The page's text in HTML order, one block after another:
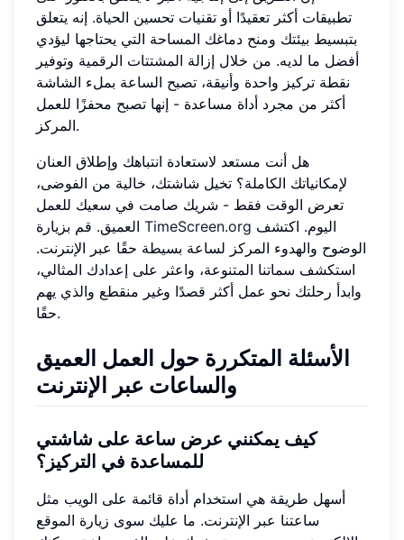
تطبيقات أكثر تعقيدًا أو تقنيات تحسين الحياة. إنه يتعلق
بتبسيط بيئتك ومنح دماغك المساحة التي يحتاجها ليؤدي
أفضل ما لديه. من خلال إزالة المشتتات الرقمية وتوفير
نقطة تركيز واحدة وأنيقة، تصبح الساعة بملء الشاشة
أكثر من مجرد أداة مساعدة - إنها تصبح محفزًا للعمل
المركز.
هل أنت مستعد لاستعادة انتباهك وإطلاق العنان
لإمكانياتك الكاملة؟ تخيل شاشتك، خالية من الفوضى،
تعرض الوقت فقط - شريك صامت في سعيك للعمل
TimeScreen.org
الوضوح والهدوء المركز لساعة بسيطة حقًا عبر الإنترنت.
استكشف سماتنا المتنوعة، واعثر على إعدادك المثالي،
وابدأ رحلتك نحو عمل أكثر قصدًا وغير منقطع والذي يهم
حقًا.
الأسئلة المتكررة حول العمل العميق
والساعات عبر الإنترنت
كيف يمكنني عرض ساعة على شاشتي
للمساعدة في التركيز؟
أسهل طريقة هي استخدام أداة قائمة على الويب مثل
ساعتنا عبر الإنترنت. ما عليك سوى زيارة الموقع